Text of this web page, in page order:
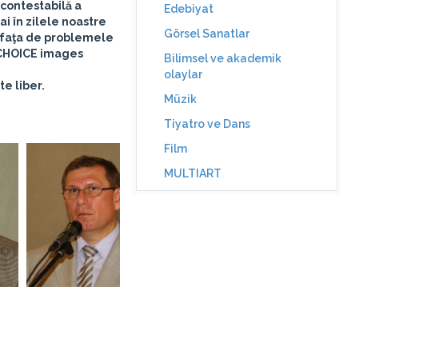
a
în zilele noastre
de problemele
images
liber.
Edebiyat
Görsel Sanatlar
Bilimsel ve akademik
olaylar
Müzik
Tiyatro ve Dans
Film
MULTIART